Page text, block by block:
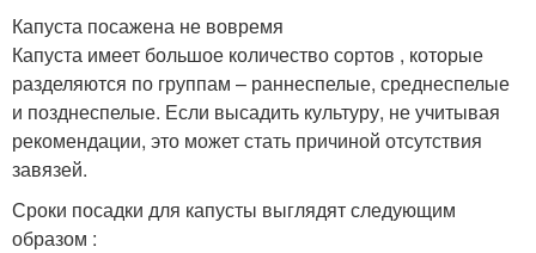
Капуста посажена не вовремя
Капуста имеет большое количество сортов , которые
разделяются по группам – раннеспелые, среднеспелые
и позднеспелые. Если высадить культуру, не учитывая
рекомендации, это может стать причиной отсутствия
завязей.
Сроки посадки для капусты выглядят следующим
образом :